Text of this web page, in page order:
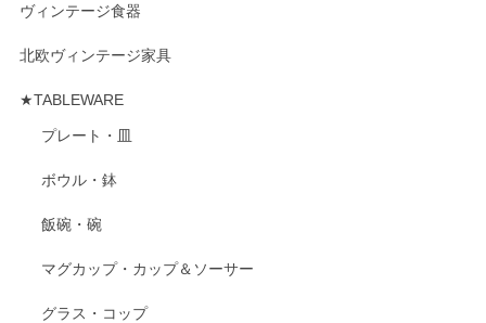
ヴィンテージ食器
北欧ヴィンテージ家具
★TABLEWARE
プレート・皿
ボウル・鉢
飯碗・碗
マグカップ・カップ＆ソーサー
グラス・コップ